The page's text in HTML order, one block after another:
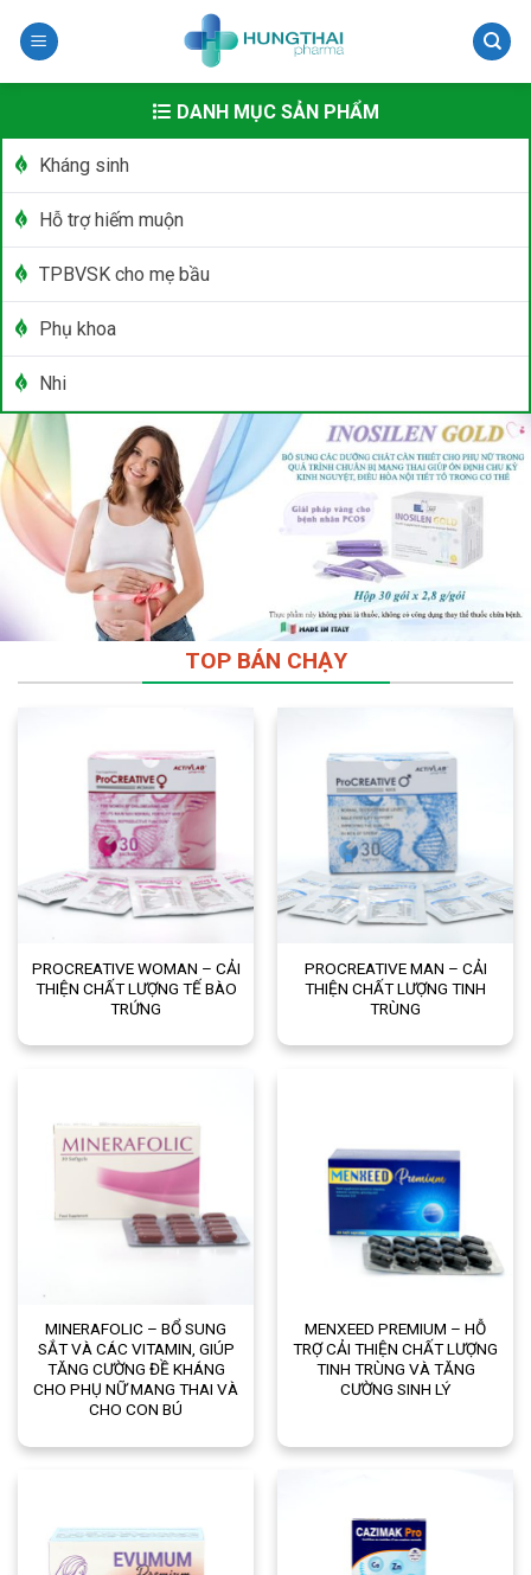
DANH MỤC SẢN PHẨM
Kháng sinh
Hỗ trợ hiếm muộn
TPBVSK cho mẹ bầu
Phụ khoa
Nhi
TOP BÁN CHẠY
PROCREATIVE WOMAN – CẢI
THIỆN CHẤT LƯỢNG TẾ BÀO
TRỨNG
PROCREATIVE MAN – CẢI
THIỆN CHẤT LƯỢNG TINH
TRÙNG
MINERAFOLIC – BỔ SUNG
SẮT VÀ CÁC VITAMIN, GIÚP
TĂNG CƯỜNG ĐỀ KHÁNG
CHO PHỤ NỮ MANG THAI VÀ
CHO CON BÚ
MENXEED PREMIUM – HỖ
TRỢ CẢI THIỆN CHẤT LƯỢNG
TINH TRÙNG VÀ TĂNG
CƯỜNG SINH LÝ